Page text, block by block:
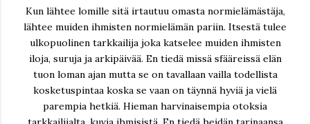
Kun lähtee lomille sitä irtautuu omasta normielämästäja,
lähtee muiden ihmisten normielämän pariin. Itsestä tulee
ulkopuolinen tarkkailija joka katselee muiden ihmisten
iloja, suruja ja arkipäivää. En tiedä missä sfääreissä elän
tuon loman ajan mutta se on tavallaan vailla todellista
kosketuspintaa koska se vaan on täynnä hyviä ja vielä
parempia hetkiä. Hieman harvinaisempia otoksia